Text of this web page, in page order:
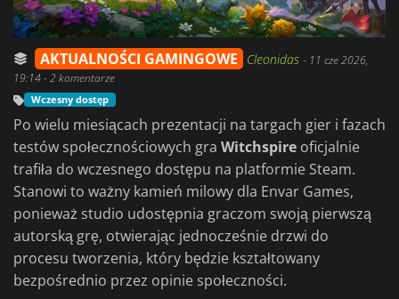
AKTUALNOŚCI GAMINGOWE Cleonidas - 11 cze 2026,
19:14- 2 komentarze
Wczesny dostęp
Po wielu miesiącach prezentacji na targach gier i fazach
testów społecznościowych gra Witchspire oficjalnie
trafiła do wczesnego dostępu na platformie Steam.
Stanowi to ważny kamień milowy dla Envar Games,
ponieważ studio udostępnia graczom swoją pierwszą
autorską grę, otwierając jednocześnie drzwi do
procesu tworzenia, który będzie kształtowany
bezpośrednio przez opinie społeczności.